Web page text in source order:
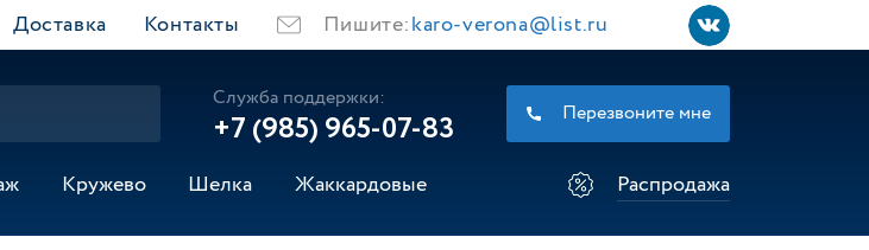
Доставка Контакты Пишите:karo-verona@list.ru
Служба поддержки:
+7 (985) 965-07-83
Перезвоните мне
Кружево Шелка Жаккардовые Распродажа